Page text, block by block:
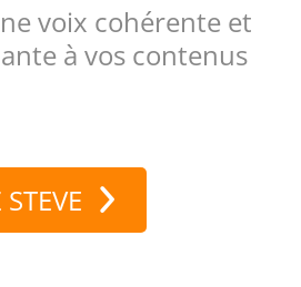
voix cohérente et
à vos contenus